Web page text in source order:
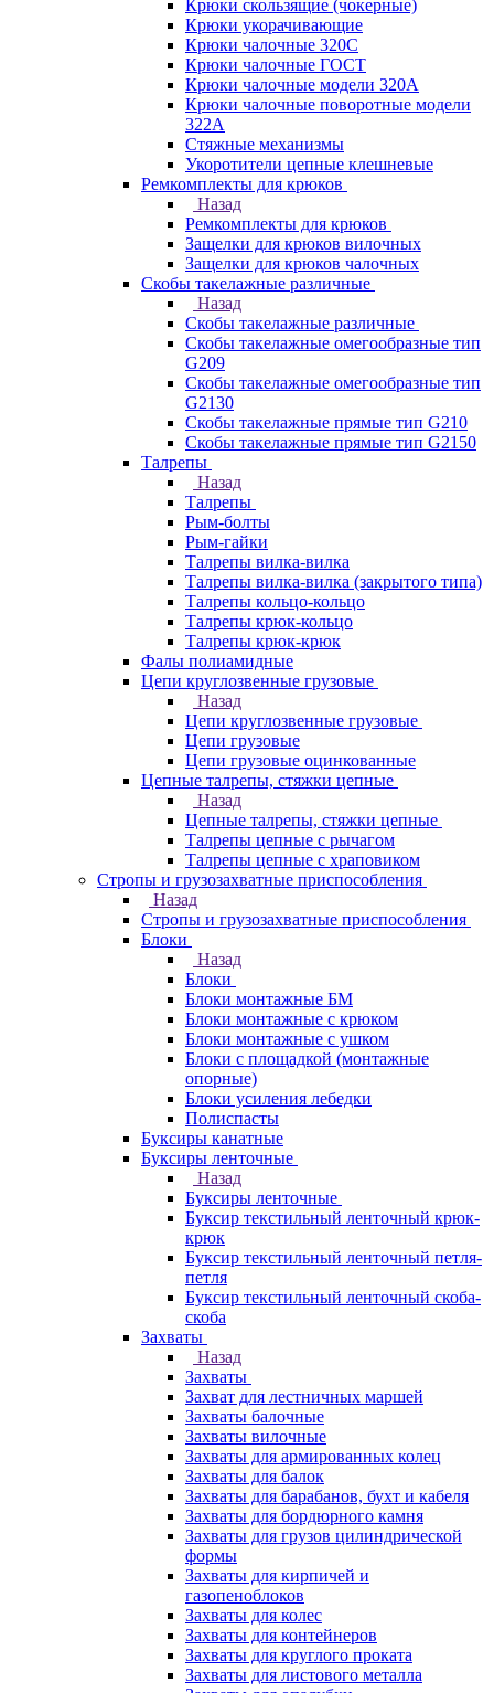
Крюки скользящие (чокерные)
Крюки укорачивающие
Крюки чалочные 320C
Крюки чалочные ГОСТ
Крюки чалочные модели 320А
Крюки чалочные поворотные модели
322А
Стяжные механизмы
Укоротители цепные клешневые
Ремкомплекты для крюков
Назад
Ремкомплекты для крюков
Защелки для крюков вилочных
Защелки для крюков чалочных
Скобы такелажные различные
Назад
Скобы такелажные различные
Скобы такелажные омегообразные тип
G209
Скобы такелажные омегообразные тип
G2130
Скобы такелажные прямые тип G210
Скобы такелажные прямые тип G2150
Талрепы
Назад
Талрепы
Рым-болты
Рым-гайки
Талрепы вилка-вилка
Талрепы вилка-вилка (закрытого типа)
Талрепы кольцо-кольцо
Талрепы крюк-кольцо
Талрепы крюк-крюк
Фалы полиамидные
Цепи круглозвенные грузовые
Назад
Цепи круглозвенные грузовые
Цепи грузовые
Цепи грузовые оцинкованные
Цепные талрепы, стяжки цепные
Назад
Цепные талрепы, стяжки цепные
Талрепы цепные с рычагом
Талрепы цепные с храповиком
Стропы и грузозахватные приспособления
Назад
Стропы и грузозахватные приспособления
Блоки
Назад
Блоки
Блоки монтажные БМ
Блоки монтажные с крюком
Блоки монтажные с ушком
Блоки с площадкой (монтажные
опорные)
Блоки усиления лебедки
Полиспасты
Буксиры канатные
Буксиры ленточные
Назад
Буксиры ленточные
Буксир текстильный ленточный крюк-
крюк
Буксир текстильный ленточный петля-
петля
Буксир текстильный ленточный скоба-
скоба
Захваты
Назад
Захваты
Захват для лестничных маршей
Захваты балочные
Захваты вилочные
Захваты для армированных колец
Захваты для балок
Захваты для барабанов, бухт и кабеля
Захваты для бордюрного камня
Захваты для грузов цилиндрической
формы
Захваты для кирпичей и
газопеноблоков
Захваты для колес
Захваты для контейнеров
Захваты для круглого проката
Захваты для листового металла